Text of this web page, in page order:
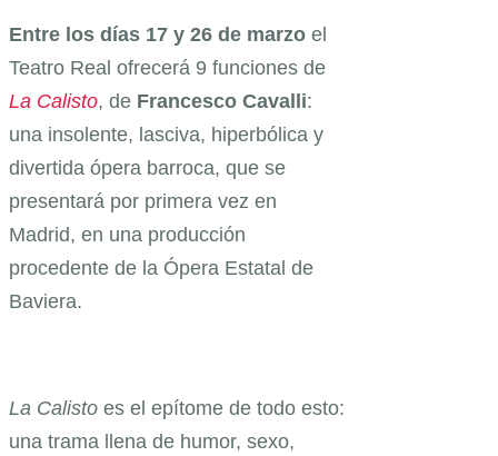
Entre los días 17 y 26 de marzo el
Teatro Real ofrecerá 9 funciones de
La Calisto, de Francesco Cavalli:
una insolente, lasciva, hiperbólica y
divertida ópera barroca, que se
presentará por primera vez en
Madrid, en una producción
procedente de la Ópera Estatal de
Baviera.
La Calisto es el epítome de todo esto:
una trama llena de humor, sexo,